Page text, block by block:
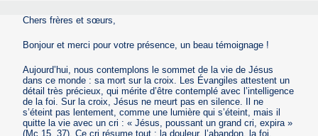
Chers frères et sœurs,
Bonjour et merci pour votre présence, un beau témoignage !
Aujourd’hui, nous contemplons le sommet de la vie de Jésus
dans ce monde : sa mort sur la croix. Les Évangiles attestent un
détail très précieux, qui mérite d’être contemplé avec l’intelligence
de la foi. Sur la croix, Jésus ne meurt pas en silence. Il ne
s’éteint pas lentement, comme une lumière qui s’éteint, mais il
quitte la vie avec un cri : « Jésus, poussant un grand cri, expira »
(Mc 15, 37). Ce cri résume tout : la douleur, l’abandon, la foi,